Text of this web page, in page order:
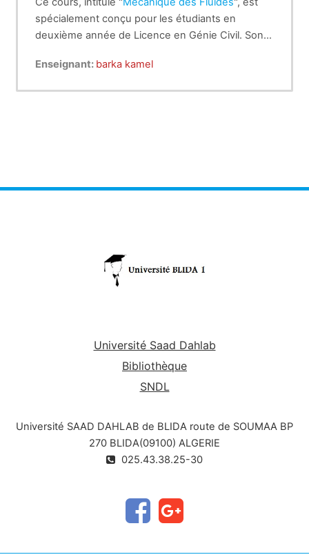
spécialement conçu pour les étudiants en
deuxième année de Licence en Génie Civil. Son
approfondie des principes fondamentaux
Enseignant: barka kamel
Université Saad Dahlab
Bibliothèque
SNDL
Université SAAD DAHLAB de BLIDA route de SOUMAA BP
270 BLIDA(09100) ALGERIE
025.43.38.25-30